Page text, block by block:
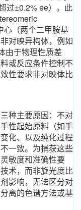
过±0.2% ee）。此
心（两个二甲胺基
对映异构体，例如
由于物理性质差
或反应条件控制不
性要求非对映体比
种主要原因：不对
性起始原料（如手
化、以及纯化过程
一致。为捕获这些
敏度和准确性要
术，而非旋光度比
影响，无法区分对
离的色谱方法或基